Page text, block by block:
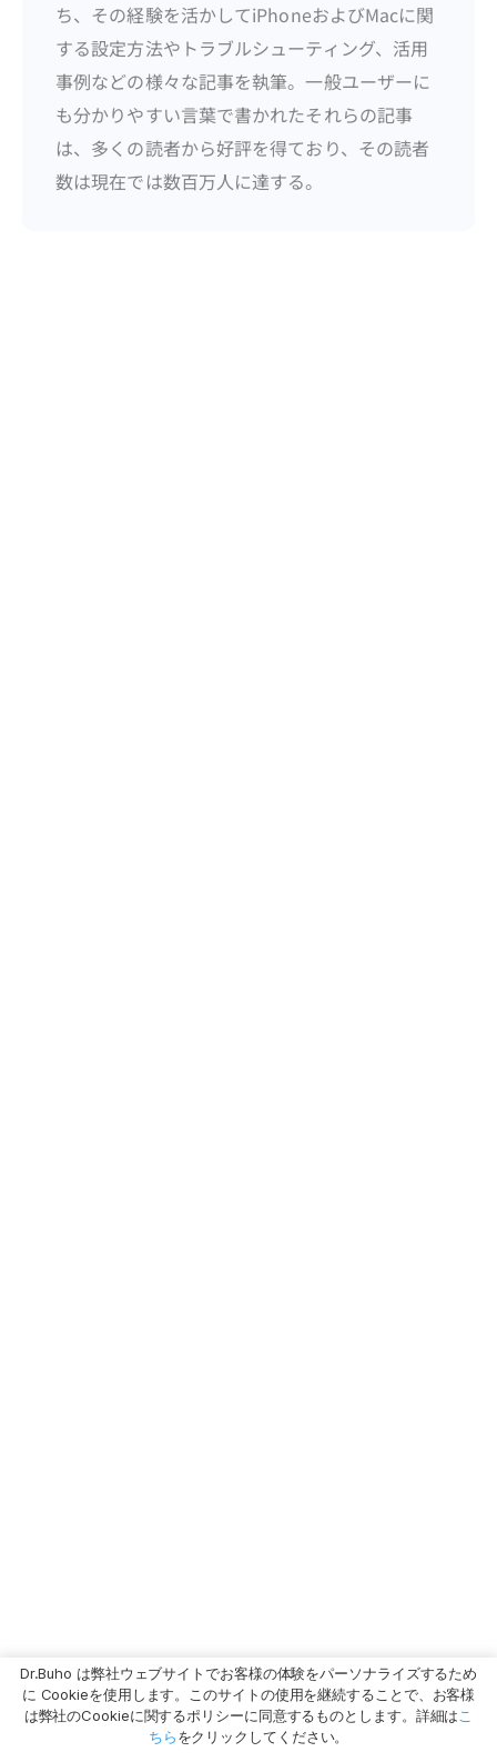
ち、その経験を活かしてiPhoneおよびMacに関
する設定方法やトラブルシューティング、活用
事例などの様々な記事を執筆。一般ユーザーに
も分かりやすい言葉で書かれたそれらの記事
は、多くの読者から好評を得ており、その読者
数は現在では数百万人に達する。
Dr.Buho は弊社ウェブサイトでお客様の体験をパーソナライズするため
に Cookieを使用します。このサイトの使用を継続することで、お客様
は弊社のCookieに関するポリシーに同意するものとします。詳細は こ
ちらをクリックしてください。